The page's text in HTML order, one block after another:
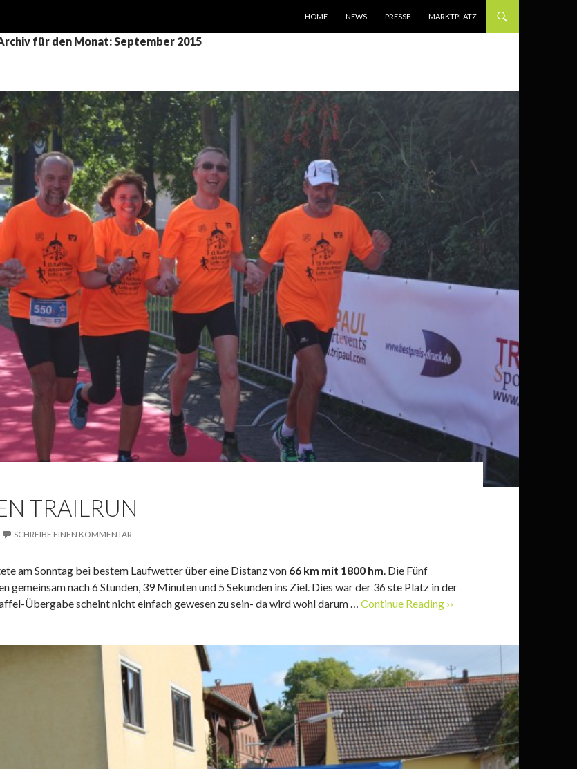
HOME
NEWS PRESSE MARKTPLATZ
für den Monat: September 2015
TRAILRUN
SCHREIBE EINEN KOMMENTAR
am Sonntag bei bestem Laufwetter über eine Distanz von 66 km mit 1800 hm. Die Fünf
gemeinsam nach 6 Stunden, 39 Minuten und 5 Sekunden ins Ziel. Dies war der 36 ste Platz in der
Übergabe scheint nicht einfach gewesen zu sein- da wird wohl darum … Continue Reading ››